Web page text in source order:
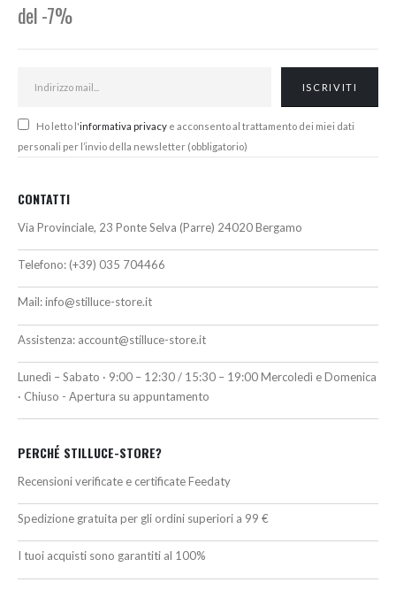
del -7%
Ho letto l'informativa privacy e acconsento al trattamento dei miei dati
personali per l’invio della newsletter (obbligatorio)
CONTATTI
Via Provinciale, 23 Ponte Selva (Parre) 24020 Bergamo
Telefono: (+39) 035 704466
Mail:info@stilluce-store.it
Assistenza: account@stilluce-store.it
Lunedì – Sabato · 9:00 – 12:30 / 15:30 – 19:00 Mercoledì e Domenica
· Chiuso - Apertura su appuntamento
PERCHÉ STILLUCE-STORE?
Recensioni verificate e certificate Feedaty
Spedizione gratuita per gli ordini superiori a 99 €
I tuoi acquisti sono garantiti al 100%